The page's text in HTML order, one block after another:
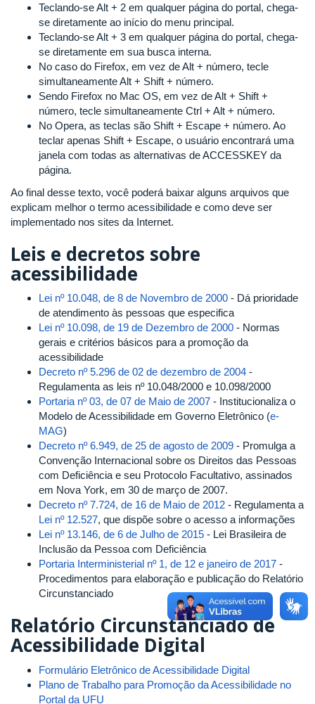
Teclando-se Alt + 2 em qualquer página do portal, chega-
se diretamente ao início do menu principal.
Teclando-se Alt + 3 em qualquer página do portal, chega-
se diretamente em sua busca interna.
No caso do Firefox, em vez de Alt + número, tecle
simultaneamente Alt + Shift + número.
Sendo Firefox no Mac OS, em vez de Alt + Shift +
número, tecle simultaneamente Ctrl + Alt + número.
No Opera, as teclas são Shift + Escape + número. Ao
teclar apenas Shift + Escape, o usuário encontrará uma
janela com todas as alternativas de ACCESSKEY da
página.
Ao final desse texto, você poderá baixar alguns arquivos que
explicam melhor o termo acessibilidade e como deve ser
implementado nos sites da Internet.
Leis e decretos sobre
acessibilidade
Lei nº 10.048, de 8 de Novembro de 2000 - Dá prioridade
de atendimento às pessoas que especifica
Lei nº 10.098, de 19 de Dezembro de 2000 - Normas
gerais e critérios básicos para a promoção da
acessibilidade
Decreto nº 5.296 de 02 de dezembro de 2004 -
Regulamenta as leis nº 10.048/2000 e 10.098/2000
Portaria nº 03, de 07 de Maio de 2007 - Institucionaliza o
Modelo de Acessibilidade em Governo Eletrônico (e-
MAG)
Decreto nº 6.949, de 25 de agosto de 2009 - Promulga a
Convenção Internacional sobre os Direitos das Pessoas
com Deficiência e seu Protocolo Facultativo, assinados
em Nova York, em 30 de março de 2007.
Decreto nº 7.724, de 16 de Maio de 2012 - Regulamenta a
Lei nº 12.527, que dispõe sobre o acesso a informações
Lei nº 13.146, de 6 de Julho de 2015 - Lei Brasileira de
Inclusão da Pessoa com Deficiência
Portaria Interministerial nº 1, de 12 e janeiro de 2017 -
Procedimentos para elaboração e publicação do Relatório
Circunstanciado
Relatório Circunstanciado de
Acessibilidade Digital
Formulário Eletrônico de Acessibilidade Digital
Plano de Trabalho para Promoção da Acessibilidade no
Portal da UFU